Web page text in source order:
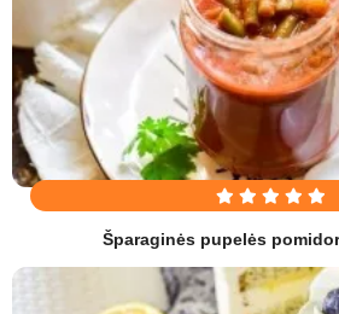
Šparaginės pupelės